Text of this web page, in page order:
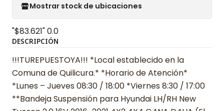
Mostrar stock de ubicaciones
"$83.621"0.0
DESCRIPCIÓN
!!!TUREPUESTOYA!!! *Local establecido en la
Comuna de Quilicura.* *Horario de Atención*
*Lunes – Jueves 08:30 / 18:00 *Viernes 8:30 / 17:00
**Bandeja Suspensión para Hyundai LH/RH New